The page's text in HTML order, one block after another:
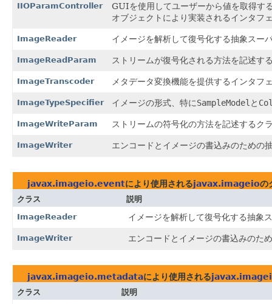
IIOParamController
GUIを使用してユーザーから値を取得す
オブジェクトにより実装されるインタフ
ImageReader イメージを解析して復号化する抽象スー
ImageReadParam ストリームが復号化される方法を記述す
ImageTranscoder メタデータ変換機能を提供するインタフ
ImageTypeSpecifier イメージの形式、特にSampleModel と
ImageWriteParam ストリームの符号化の方法を記述するク
ImageWriter エンコードとイメージの書込みのための
javax.imageio.eventにより使用されるjavax.imageioの
クラス
説明
ImageReader
イメージを解析して復号化する抽象
ImageWriter エンコードとイメージの書込みのた
javax.imageio.metadataにより使用される
クラス
説明